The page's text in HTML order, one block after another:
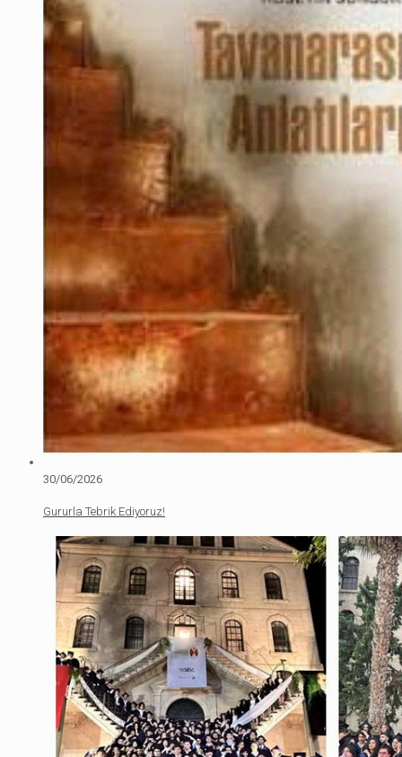
30/06/2026
Gururla Tebrik Ediyoruz!